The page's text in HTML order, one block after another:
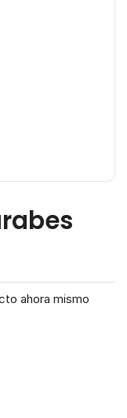
ahora mismo